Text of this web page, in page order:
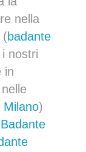
nella
(badante
nostri
in
Milano)
Badante